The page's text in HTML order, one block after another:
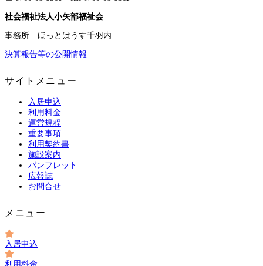
社会福祉法人小矢部福祉会
事務所 ほっとはうす千羽内
決算報告等の公開情報
サイトメニュー
入居申込
利用料金
運営規程
重要事項
利用契約書
施設案内
パンフレット
広報誌
お問合せ
メニュー
入居申込
利用料金